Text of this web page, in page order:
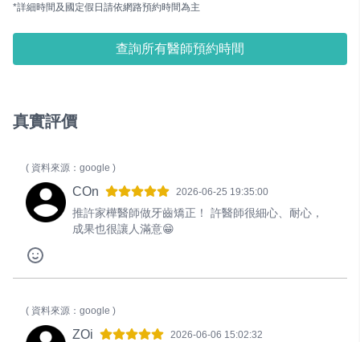
*詳細時間及國定假日請依網路預約時間為主
查詢所有醫師預約時間
真實評價
( 資料來源：google )
COn 2026-06-25 19:35:00
推許家樺醫師做牙齒矯正！ 許醫師很細心、耐心，
成果也很讓人滿意😁
( 資料來源：google )
ZOi 2026-06-06 15:02:32